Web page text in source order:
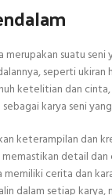
suatu
seperti
ketelitian dan
karya seni
keterampilan dan
detail
cerita dan